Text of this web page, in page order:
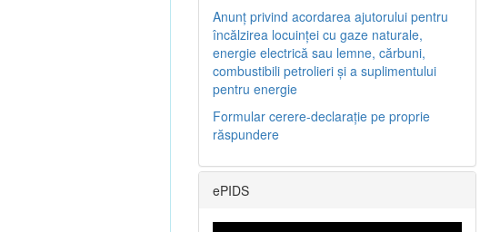
Anunț privind acordarea ajutorului pentru
încălzirea locuinței cu gaze naturale,
energie electrică sau lemne, cărbuni,
combustibili petrolieri și a suplimentului
pentru energie
Formular cerere-declarație pe proprie
răspundere
ePIDS